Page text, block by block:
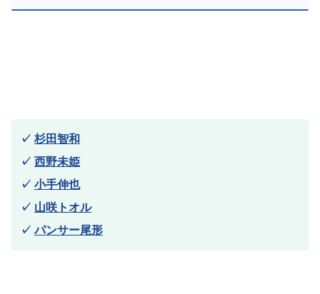
✓ 杉田智和
✓ 西野未姫
✓ 小手伸也
✓ 山咲トオル
✓パンサー尾形